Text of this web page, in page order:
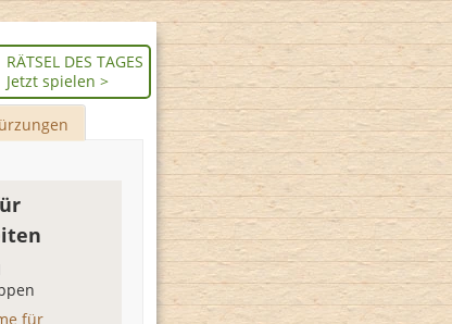
RÄTSEL DES TAGES
Jetzt spielen >
für